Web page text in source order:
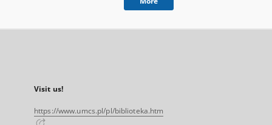
Visit us!
https://www.umcs.pl/pl/biblioteka.htm